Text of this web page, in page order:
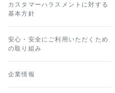
カスタマーハラスメントに対する
基本方針
安心・安全にご利用いただくため
の取り組み
企業情報